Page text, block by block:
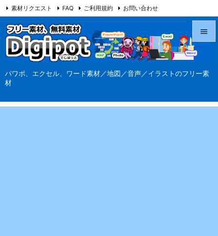
パワポ、エクセル、ワード素材／地図／音声／イラストのフリー素
材



素材リクエスト FAQ ご利用規約 お問い合わせ
当サイト（Digipot.net）について